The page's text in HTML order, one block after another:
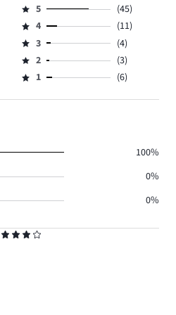
Hodnocení
5,
počet
hlasů
45.
5
(45)
Hodnocení
4,
počet
hlasů
4
(11)
Hodnocení
3,
počet
3
(4)
Hodnocení
2,
2
(3)
Hodnocení
1,
1 (6)
100%
0%
0%